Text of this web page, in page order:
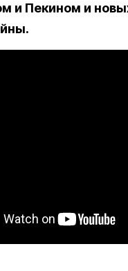
и Пекином и